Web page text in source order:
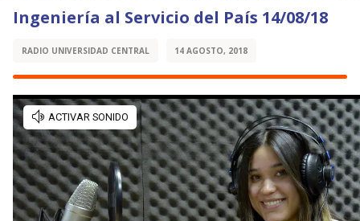
Ingeniería al Servicio del País 14/08/18
RADIO UNIVERSIDAD CENTRAL 14 AGOSTO, 2018